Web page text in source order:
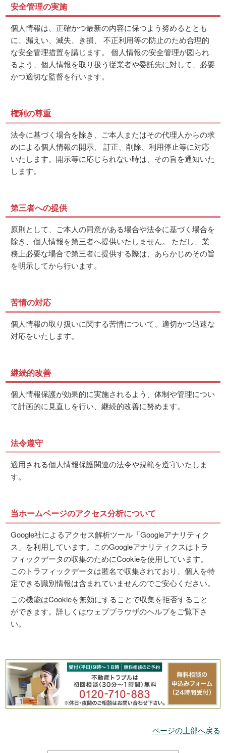
安全管理の実施
個人情報は、正確かつ最新の内容に保つよう努めるととも
に、漏えい、滅失、き損、 不正利用等の防止のため合理的
な安全管理措置を講じます。 個人情報の安全管理が図られ
るよう、個人情報を取り扱う従業者や委託先に対して、必要
かつ適切な監督を行います。
権利の尊重
法令に基づく場合を除き、ご本人またはその代理人からの求
めによる個人情報の開示、 訂正、削除、利用停止等に対応
いたします。開示等に応じられない時は、その旨を通知いた
します。
第三者への提供
原則として、ご本人の同意がある場合や法令に基づく場合を
除き、個人情報を第三者へ提供いたしません。 ただし、業
務上必要な場合で第三者に提供する際は、あらかじめその旨
を明示してから行います。
苦情の対応
個人情報の取り扱いに関する苦情について、適切かつ迅速な
対応をいたします。
継続的改善
個人情報保護が効果的に実施されるよう、体制や管理につい
て計画的に見直しを行い、継続的改善に努めます。
法令遵守
適用される個人情報保護関連の法令や規範を遵守いたしま
す。
当ホームページのアクセス分析について
Google社によるアクセス解析ツール「Googleアナリティク
ス」を利用しています。このGoogleアナリティクスはトラ
フィックデータの収集のためにCookieを使用しています。
このトラフィックデータは匿名で収集されており、個人を特
定できる識別情報は含まれていませんのでご安心ください。
この機能はCookieを無効にすることで収集を拒否すること
ができます。詳しくはウェブブラウザのヘルプをご覧下さ
い。
ページの上部へ戻る